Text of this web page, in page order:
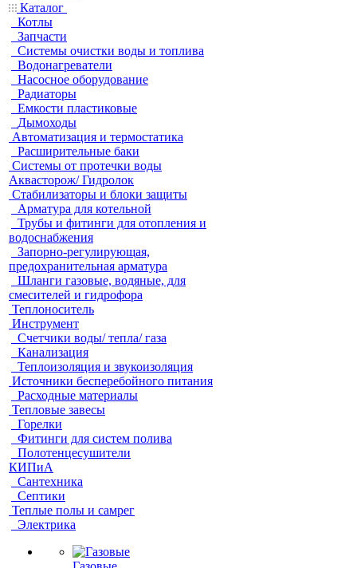
Каталог
Котлы
Запчасти
Системы очистки воды и топлива
Водонагреватели
Насосное оборудование
Радиаторы
Емкости пластиковые
Дымоходы
Автоматизация и термостатика
Расширительные баки
Системы от протечки воды
Аквасторож/ Гидролок
Стабилизаторы и блоки защиты
Арматура для котельной
Трубы и фитинги для отопления и
водоснабжения
Запорно-регулирующая,
предохранительная арматура
Шланги газовые, водяные, для
смесителей и гидрофора
Теплоноситель
Инструмент
Счетчики воды/ тепла/ газа
Канализация
Теплоизоляция и звукоизоляция
Источники бесперебойного питания
Расходные материалы
Тепловые завесы
Горелки
Фитинги для систем полива
Полотенцесушители
КИПиА
Сантехника
Септики
Теплые полы и самрег
Электрика